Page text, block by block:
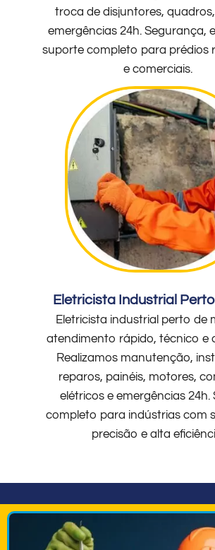
troca de disjuntores,
emergências 24h. Segurança,
suporte completo para prédios
e comerciais.
Eletricista Industrial
Eletricista industrial perto de
atendimento rápido, técnico e
Realizamos manutenção,
reparos, painéis, motores,
elétricos e emergências 24h.
completo para indústrias com
precisão e alta